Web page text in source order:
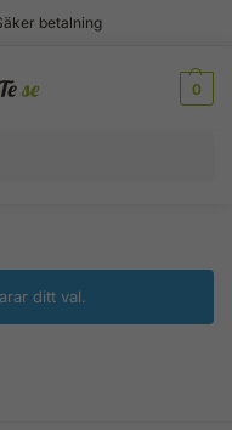
betalning
0
ditt val.